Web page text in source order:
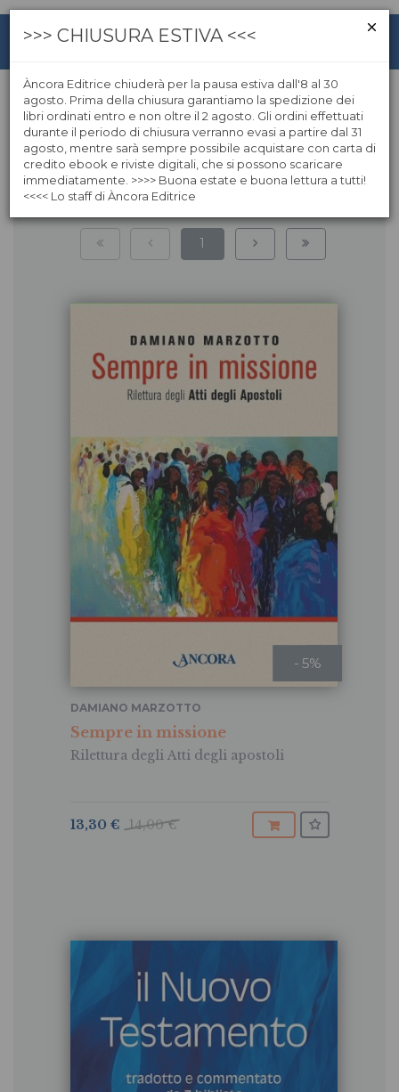
Sacra Scrittura
140risultati | pagina:
1
- 5%
Sempre in missione
Rilettura degli Atti degli apostoli
DAMIANO MARZOTTO
14,00 €
13,30 €
>>> CHIUSURA ESTIVA <<<
Àncora Editrice chiuderà per la pausa estiva dall'8 al 30
agosto. Prima della chiusura garantiamo la spedizione dei
libri ordinati entro e non oltre il 2 agosto. Gli ordini effettuati
durante il periodo di chiusura verranno evasi a partire dal 31
agosto, mentre sarà sempre possibile acquistare con carta di
credito ebook e riviste digitali, che si possono scaricare
immediatamente. >>>> Buona estate e buona lettura a tutti!
<<<< Lo staff di Àncora Editrice